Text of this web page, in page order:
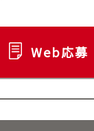
Web応募